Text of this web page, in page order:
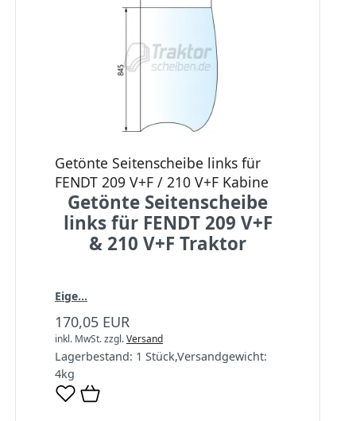
Getönte Seitenscheibe links für
FENDT 209 V+F / 210 V+F Kabine
Getönte Seitenscheibe
links für FENDT 209 V+F
& 210 V+F Traktor
Eige...
170,05 EUR
inkl. MwSt.zzgl.Versand
Lagerbestand: 1 Stück,Versandgewicht:
4kg